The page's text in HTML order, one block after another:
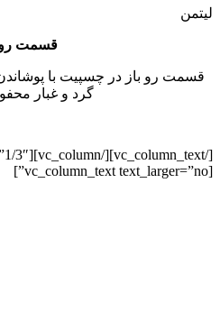
لیتمن
قسمت رو
قسمت رو باز در چسپیت با
گرد و غبار
[vc_column_text text_larger=”no”]